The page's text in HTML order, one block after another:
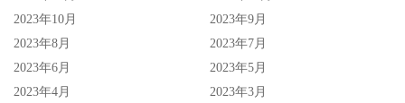
2023年10月
2023年9月
2023年8月
2023年7月
2023年6月
2023年5月
2023年4月
2023年3月